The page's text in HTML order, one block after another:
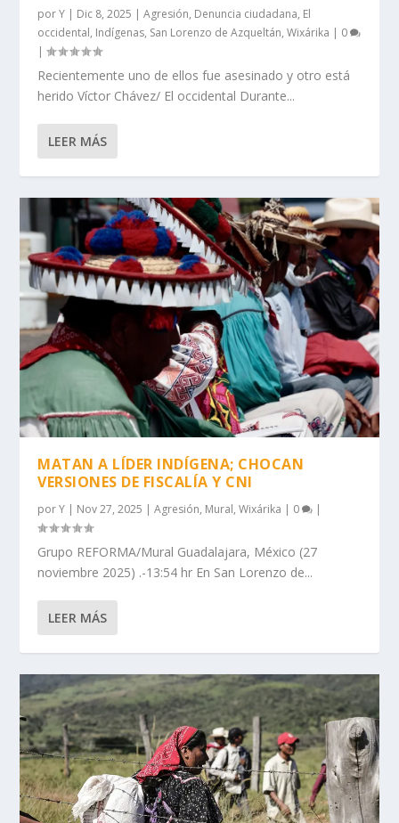
porY | Dic 8, 2025 |Agresión, Denuncia ciudadana, El
occidental, Indígenas, San Lorenzo de Azqueltán,Wixárika | 0
|
Recientemente uno de ellos fue asesinado y otro está
herido Víctor Chávez/ El occidental Durante...
LEER MÁS
MATAN A LÍDER INDÍGENA; CHOCAN
VERSIONES DE FISCALÍA Y CNI
porY | Nov 27, 2025 |Agresión, Mural,Wixárika | 0 |
Grupo REFORMA/Mural Guadalajara, México (27
noviembre 2025) .-13:54 hr En San Lorenzo de...
LEER MÁS